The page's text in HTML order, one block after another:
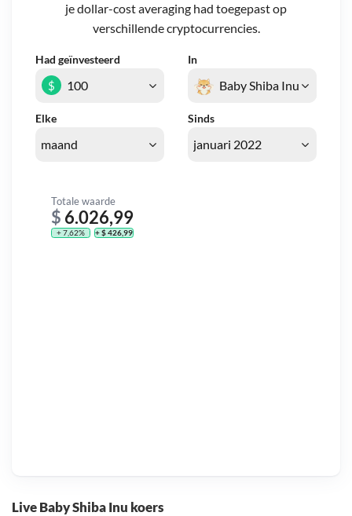
Live Baby Shiba Inu koers
je dollar-cost averaging had toegepast op
verschillende cryptocurrencies.
Had geïnvesteerd In
Elke Sinds
$
Totale waarde
$ 6.026,99
+ 7,62% + $ 426,99